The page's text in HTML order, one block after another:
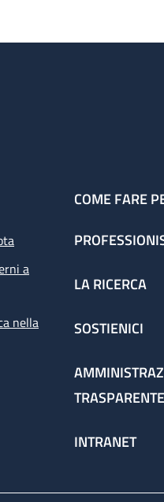
a
nella
COME FARE
LA RICERCA
SOSTIENICI
TRASPARENTE
INTRANET